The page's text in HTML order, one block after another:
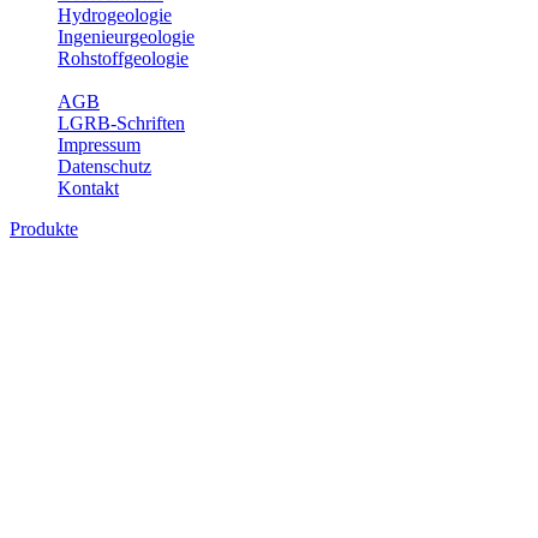
Hydrogeologie
Ingenieurgeologie
Rohstoffgeologie
AGB
LGRB-Schriften
Impressum
Datenschutz
Kontakt
Produkte